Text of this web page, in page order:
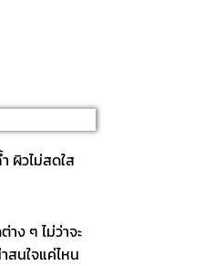
ผิวไม่สดใส
ง ๆ ไม่ว่าจะ
สนใจแค่ไหน